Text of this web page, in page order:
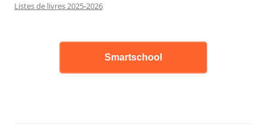
Listes de livres 2025-2026
Smartschool